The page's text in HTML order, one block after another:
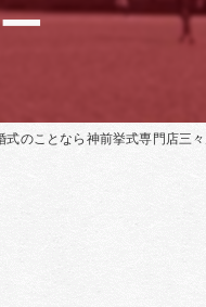
きる東京都下の神社一覧（
式のことなら神前挙式専門店三